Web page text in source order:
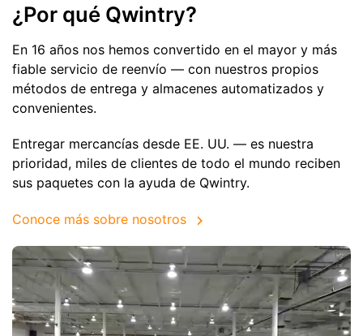
¿Por qué Qwintry?
En 16 años nos hemos convertido en el mayor y más
fiable servicio de reenvío — con nuestros propios
métodos de entrega y almacenes automatizados y
convenientes.
Entregar mercancías desde EE. UU. — es nuestra
prioridad, miles de clientes de todo el mundo reciben
sus paquetes con la ayuda de Qwintry.
Conoce más sobre nosotros